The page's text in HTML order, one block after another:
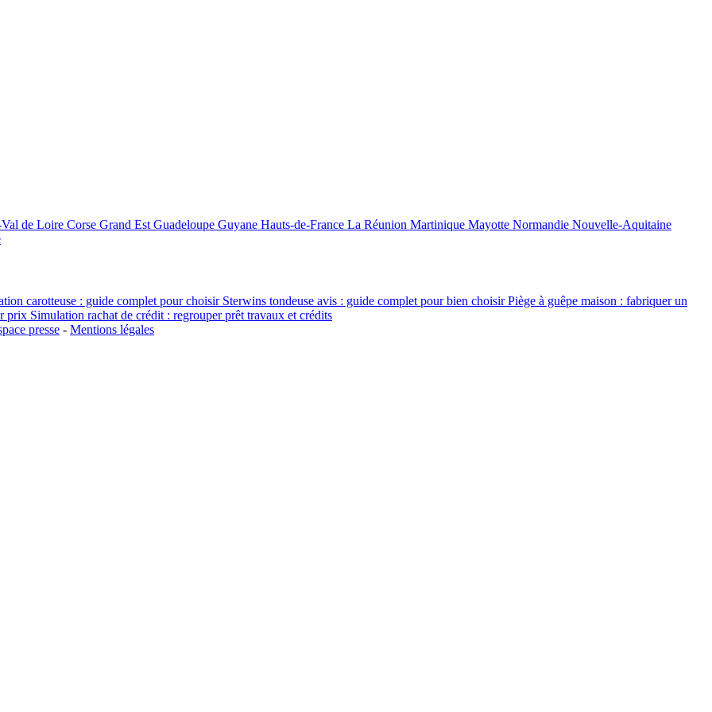
de Loire Corse Grand Est Guadeloupe Guyane Hauts-de-France La Réunion Martinique Mayotte Normandie Nouvelle-Aquitaine
carotteuse : guide complet pour choisir Sterwins tondeuse avis : guide complet pour bien choisirPiège à guêpe maison : fabriquer un
prix Simulation rachat de crédit : regrouper prêt travaux et crédits
presse - Mentions légales